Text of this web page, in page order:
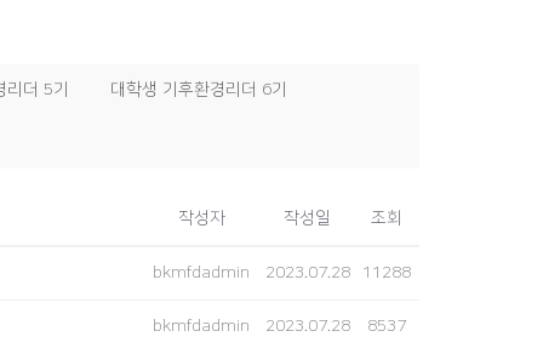
리더 5기 대학생 기후환경리더 6기
작성자 작성일 조회
bkmfdadmin 2023.07.28 11288
bkmfdadmin 2023.07.28 8537